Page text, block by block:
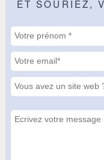
ET SOURIEZ,